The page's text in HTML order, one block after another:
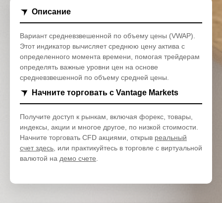
Описание
Вариант средневзвешенной по объему цены (VWAP).
Этот индикатор вычисляет среднюю цену актива с
определенного момента времени, помогая трейдерам
определять важные уровни цен на основе
средневзвешенной по объему средней цены.
Начните торговать с Vantage Markets
Получите доступ к рынкам, включая форекс, товары,
индексы, акции и многое другое, по низкой стоимости.
Начните торговать CFD акциями, открыв реальный
счет здесь , или практикуйтесь в торговле с виртуальной
валютой на демо счете